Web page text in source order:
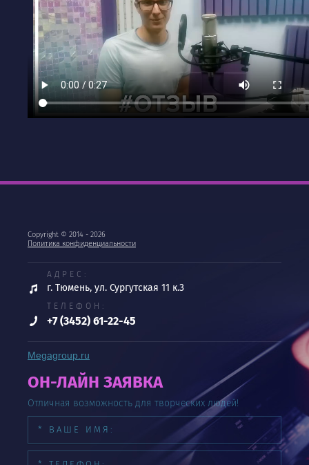
Copyright © 2014 - 2026
Политика конфиденциальности
АДРЕС:
г. Тюмень, ул. Сургутская 11 к.3
ТЕЛЕФОН:
+7 (3452) 61-22-45
Megagroup.ru
ОН-ЛАЙН ЗАЯВКА
Отличная возможность для творческих людей!